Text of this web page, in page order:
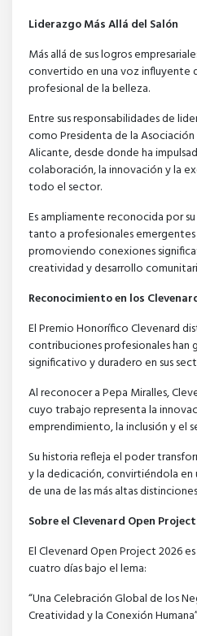
Liderazgo Más Allá del Salón
Más allá de sus logros
convertido en una voz influyente
profesional de la belleza.
Entre sus responsabilidades de
como Presidenta de la
Alicante, desde donde ha
colaboración, la innovación y la
todo el sector.
Es ampliamente reconocida por
tanto a profesionales
promoviendo conexiones
creatividad y desarrollo
Reconocimiento en los
El Premio Honorífico Clevenard
contribuciones profesionales han
significativo y duradero en sus
Al reconocer a Pepa Miralles,
cuyo trabajo representa la
emprendimiento, la inclusión y el
Su historia refleja el poder
y la dedicación, convirtiéndola
de una de las más altas
Sobre el Clevenard Open
El Clevenard Open Project 2026
cuatro días bajo el lema:
“Una Celebración Global de los
Creatividad y la Conexión